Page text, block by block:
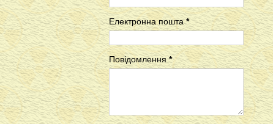
Електронна пошта*
Повідомлення*